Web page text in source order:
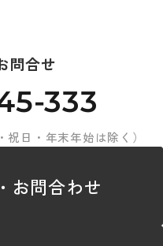
問合せ
333
日・年末年始は除く）
お問合わせ